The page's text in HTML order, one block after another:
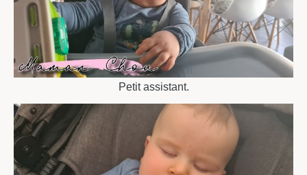
Petit assistant.